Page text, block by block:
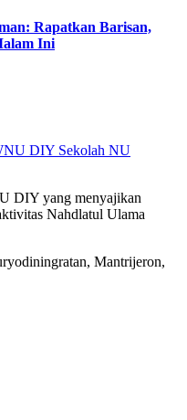
Rapatkan Barisan,
Ini
DIY Sekolah NU
DIY yang menyajikan
Nahdlatul Ulama
Mantrijeron,